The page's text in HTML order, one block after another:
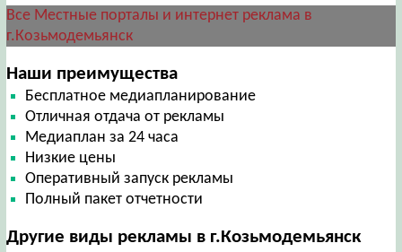
Все Местные порталы и интернет реклама в
г.Козьмодемьянск
Наши преимущества
Бесплатное медиапланирование
Отличная отдача от рекламы
Медиаплан за 24 часа
Низкие цены
Оперативный запуск рекламы
Полный пакет отчетности
Другие виды рекламы в г.Козьмодемьянск